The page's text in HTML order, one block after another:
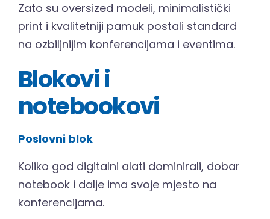
Zato su oversized modeli, minimalistički
print i kvalitetniji pamuk postali standard
na ozbiljnijim konferencijama i eventima.
Blokovi i
notebookovi
Poslovni blok
Koliko god digitalni alati dominirali, dobar
notebook i dalje ima svoje mjesto na
konferencijama.